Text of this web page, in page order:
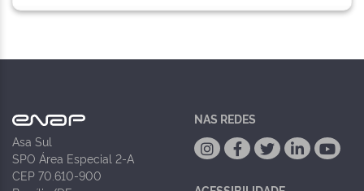
Asa Sul
SPO Área Especial 2-A
CEP 70.610-900
NAS REDES